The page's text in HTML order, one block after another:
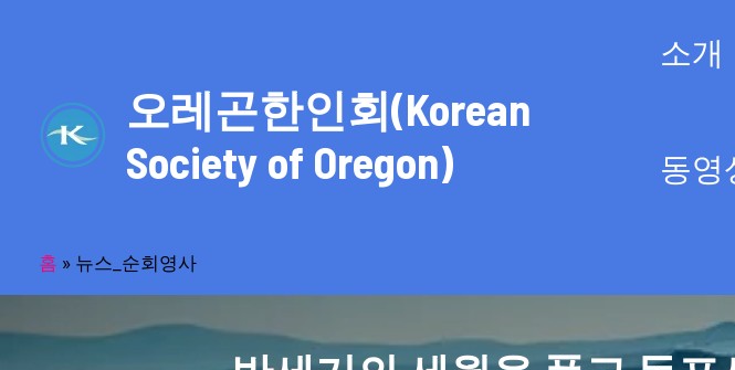
오레곤한인회(Korean
Society of Oregon)
소개
동영
홈 » 뉴스_순회영사